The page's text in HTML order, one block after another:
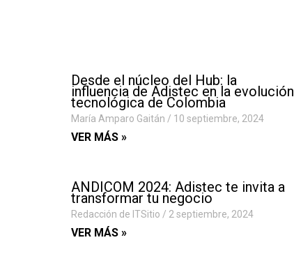
Desde el núcleo del Hub: la
influencia de Adistec en la evolución
tecnológica de Colombia
María Amparo Gaitán 10 septiembre, 2024
VER MÁS »
ANDICOM 2024: Adistec te invita a
transformar tu negocio
Redacción de ITSitio 2 septiembre, 2024
VER MÁS »